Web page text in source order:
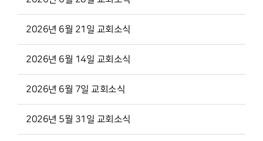
2026년 6월 21일 교회소식
2026년 6월 14일 교회소식
2026년 6월 7일 교회소식
2026년 5월 31일 교회소식